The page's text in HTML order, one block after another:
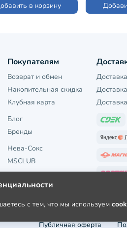
в корзину
Покупателям
Возврат и обмен
Накопительная скидка
Клубная карта
Блог
Бренды
Нева-Сокс
MSCLUB
Публичная оферта
с тем, что мы используем